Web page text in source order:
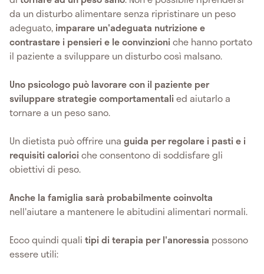
da un disturbo alimentare senza ripristinare un peso
adeguato, imparare un'adeguata nutrizione e
contrastare i pensieri e le convinzioniche hanno portato
il paziente a sviluppare un disturbo così malsano.
Uno psicologo può lavorare con il paziente per
sviluppare strategie comportamentalied aiutarlo a
tornare a un peso sano.
Un dietista può offrire una guida per regolare i pasti e i
requisiti caloriciche consentono di soddisfare gli
obiettivi di peso.
Anche la famiglia sarà probabilmente coinvolta
nell'aiutare a mantenere le abitudini alimentari normali.
Ecco quindi quali tipi di terapia per l'anoressia possono
essere utili: